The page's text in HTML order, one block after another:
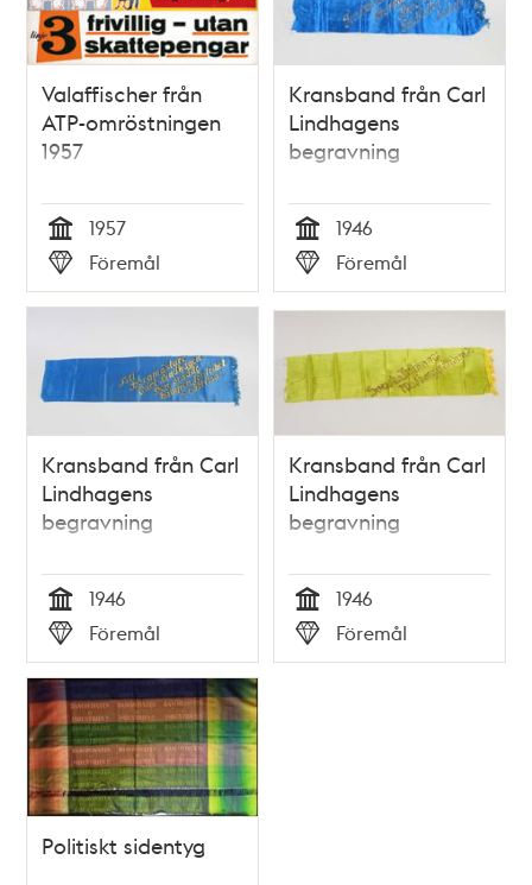
Valaffischer från
ATP-omröstningen
1957
Tid
1957
Typ
Föremål
Kransband från Carl
Lindhagens
begravning
Tid
1946
Typ
Föremål
Kransband från Carl
Lindhagens
begravning
Tid
1946
Typ
Föremål
Kransband från Carl
Lindhagens
begravning
Tid
1946
Typ
Föremål
Politiskt sidentyg